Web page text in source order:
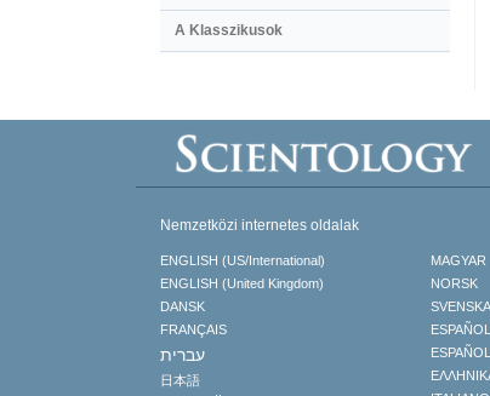
A Klasszikusok
Nemzetközi internetes oldalak
ENGLISH (US/International)
ENGLISH (United Kingdom)
DANSK
FRANÇAIS
עברית
日本語
MAGYAR
NORSK
SVENSKA